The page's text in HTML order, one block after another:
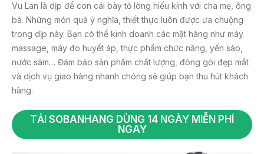
Vu Lan là dịp để con cái bày tỏ lòng hiếu kính với cha mẹ, ông
bà. Những món quà ý nghĩa, thiết thực luôn được ưa chuộng
trong dịp này. Bạn có thể kinh doanh các mặt hàng như máy
massage, máy đo huyết áp, thực phẩm chức năng, yến sào,
nước sâm… Đảm bảo sản phẩm chất lượng, đóng gói đẹp mắt
và dịch vụ giao hàng nhanh chóng sẽ giúp bạn thu hút khách
hàng.
TẢI SOBANHANG DÙNG 14 NGÀY MIỄN PHÍ
NGAY